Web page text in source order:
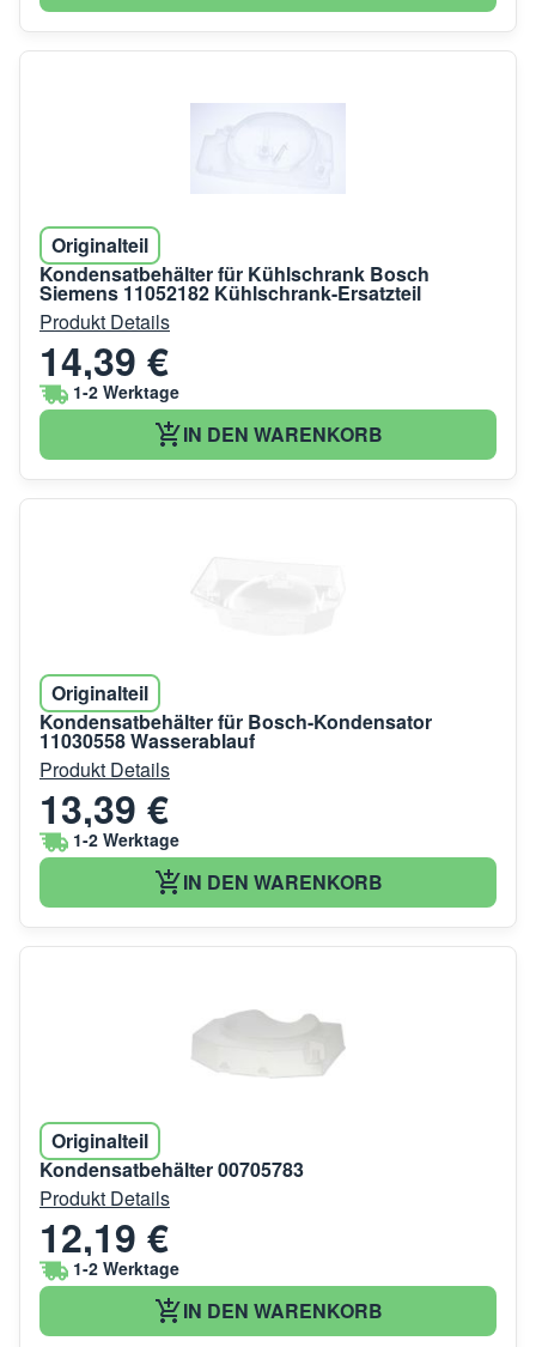
Originalteil
Kondensatbehälter für Kühlschrank Bosch
Siemens 11052182 Kühlschrank-Ersatzteil
Produkt Details
14,39 €
1-2 Werktage
IN DEN WARENKORB
Originalteil
Kondensatbehälter für Bosch-Kondensator
11030558 Wasserablauf
Produkt Details
13,39 €
1-2 Werktage
IN DEN WARENKORB
Originalteil
Kondensatbehälter 00705783
Produkt Details
12,19 €
1-2 Werktage
IN DEN WARENKORB